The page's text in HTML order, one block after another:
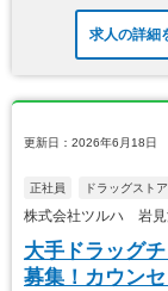
求人の詳細
更新日：2026年6月18日
正社員 ドラッグスト
株式会社ツルハ 岩見
大手ドラッグ
募集！カウン